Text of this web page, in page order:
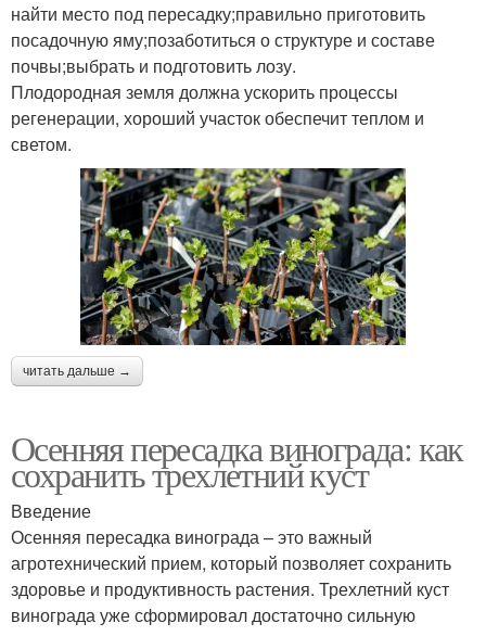
найти место под пересадку;правильно приготовить
посадочную яму;позаботиться о структуре и составе
почвы;выбрать и подготовить лозу.
Плодородная земля должна ускорить процессы
регенерации, хороший участок обеспечит теплом и
светом.
читать дальше →
Осенняя пересадка винограда: как
сохранить трехлетний куст
Введение
Осенняя пересадка винограда – это важный
агротехнический прием, который позволяет сохранить
здоровье и продуктивность растения. Трехлетний куст
винограда уже сформировал достаточно сильную